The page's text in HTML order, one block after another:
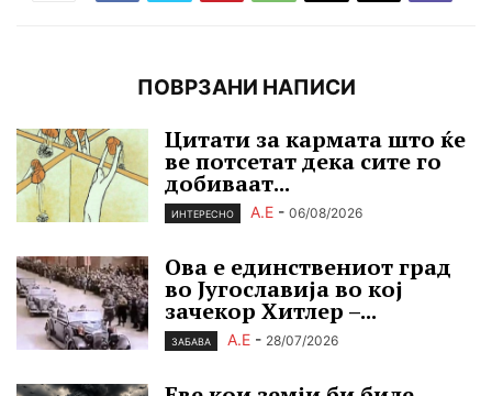
ПОВРЗАНИ НАПИСИ
Цитати за кармата што ќе
ве потсетат дека сите го
добиваат...
ИНТЕРЕСНО А.Е - 06/08/2026
Ова е единствениот град
во Југославија во кој
зачекор Хитлер –...
ЗАБАВА А.Е - 28/07/2026